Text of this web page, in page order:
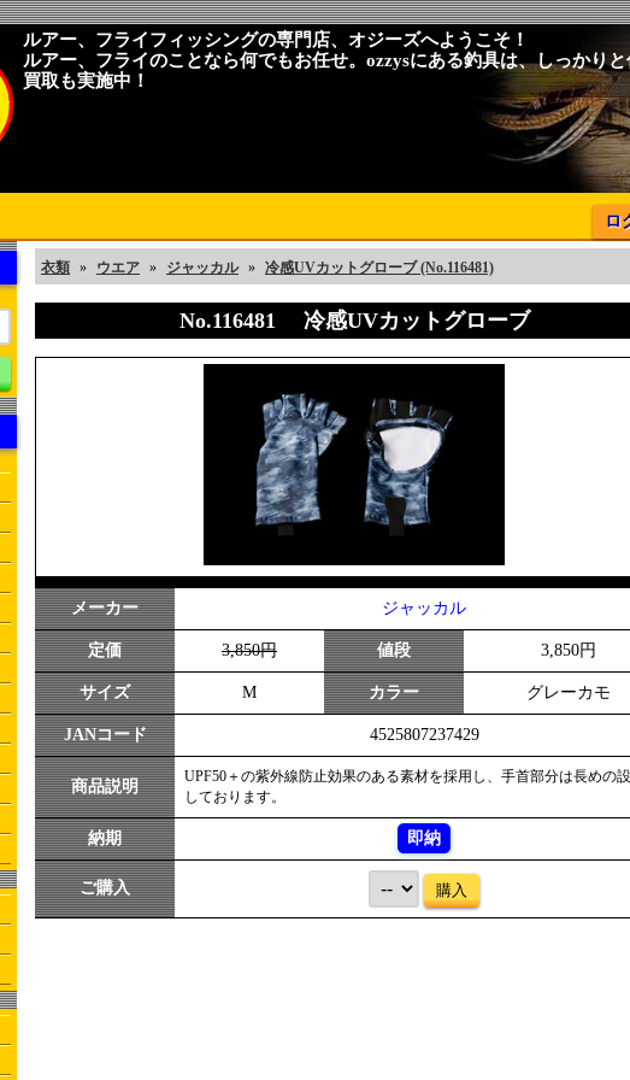
ルアー、フライフィッシングの専門店、オジーズへようこそ！
ルアー、フライのことなら何でもお任せ。ozzysにある釣具は、しっかり
買取も実施中！
ロ
衣類 » ウエア » ジャッカル » 冷感UVカットグローブ (No.116481)
No.116481 冷感UVカットグローブ
メーカー ジャッカル
定価 3,850円 値段 3,850円
サイズ M カラー グレーカモ
JANコード 4525807237429
商品説明
UPF50＋の紫外線防止効果のある素材を採用し、手首部分は長めの
しております。
納期 即納
ご購入 購入